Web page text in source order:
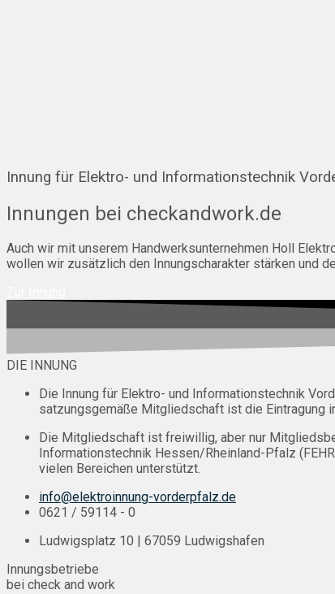
Innung für Elektro- und Informationstechnik
Innungen bei checkandwork.de
Auch wir mit unserem Handwerksunternehmen Holl
wollen wir zusätzlich den Innungscharakter stärken und
DIE INNUNG
Die Innung für Elektro- und Informationstechnik
satzungsgemäße Mitgliedschaft ist die Eintragung
Die Mitgliedschaft ist freiwillig, aber nur
Informationstechnik Hessen/Rheinland-Pfalz
vielen Bereichen unterstützt.
info@elektroinnung-vorderpfalz.de
0621 / 59114 - 0
Ludwigsplatz 10 | 67059 Ludwigshafen
Innungsbetriebe
bei check and work